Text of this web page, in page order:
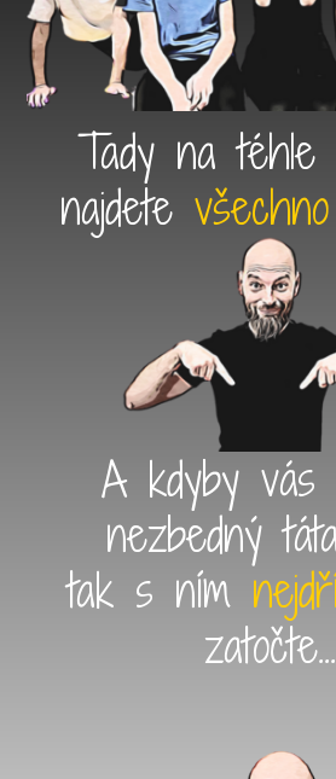
Tady na téhle
najdete všechno
A kdyby vás
nezbedný
tak s ním
zatočte...